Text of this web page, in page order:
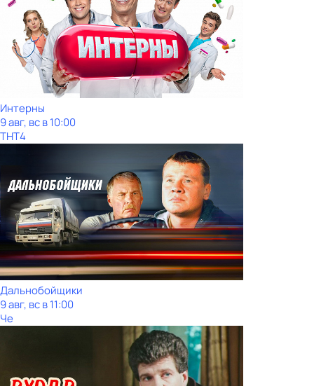
Интерны
9 авг, вс в 10:00
ТНТ4
Дальнобойщики
9 авг, вс в 11:00
Че